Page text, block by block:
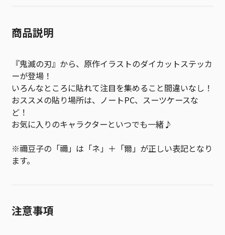
商品説明
『鬼滅の刃』から、原作イラストのダイカットステッカ
ーが登場！
いろんなところに貼れて注目を集めること間違いなし！
おススメの貼り場所は、ノートPC、スーツケースな
ど！
お気に入りのキャラクターといつでも一緒♪
※禰豆子の「禰」は「ネ」＋「爾」が正しい表記となり
ます。
注意事項